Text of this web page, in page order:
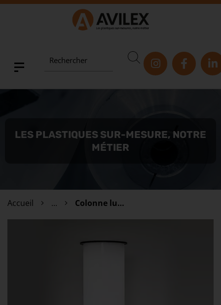
Rechercher
LES PLASTIQUES SUR-MESURE, NOTRE
MÉTIER
Accueil ... Colonne lumineuse - Tuboled grand format